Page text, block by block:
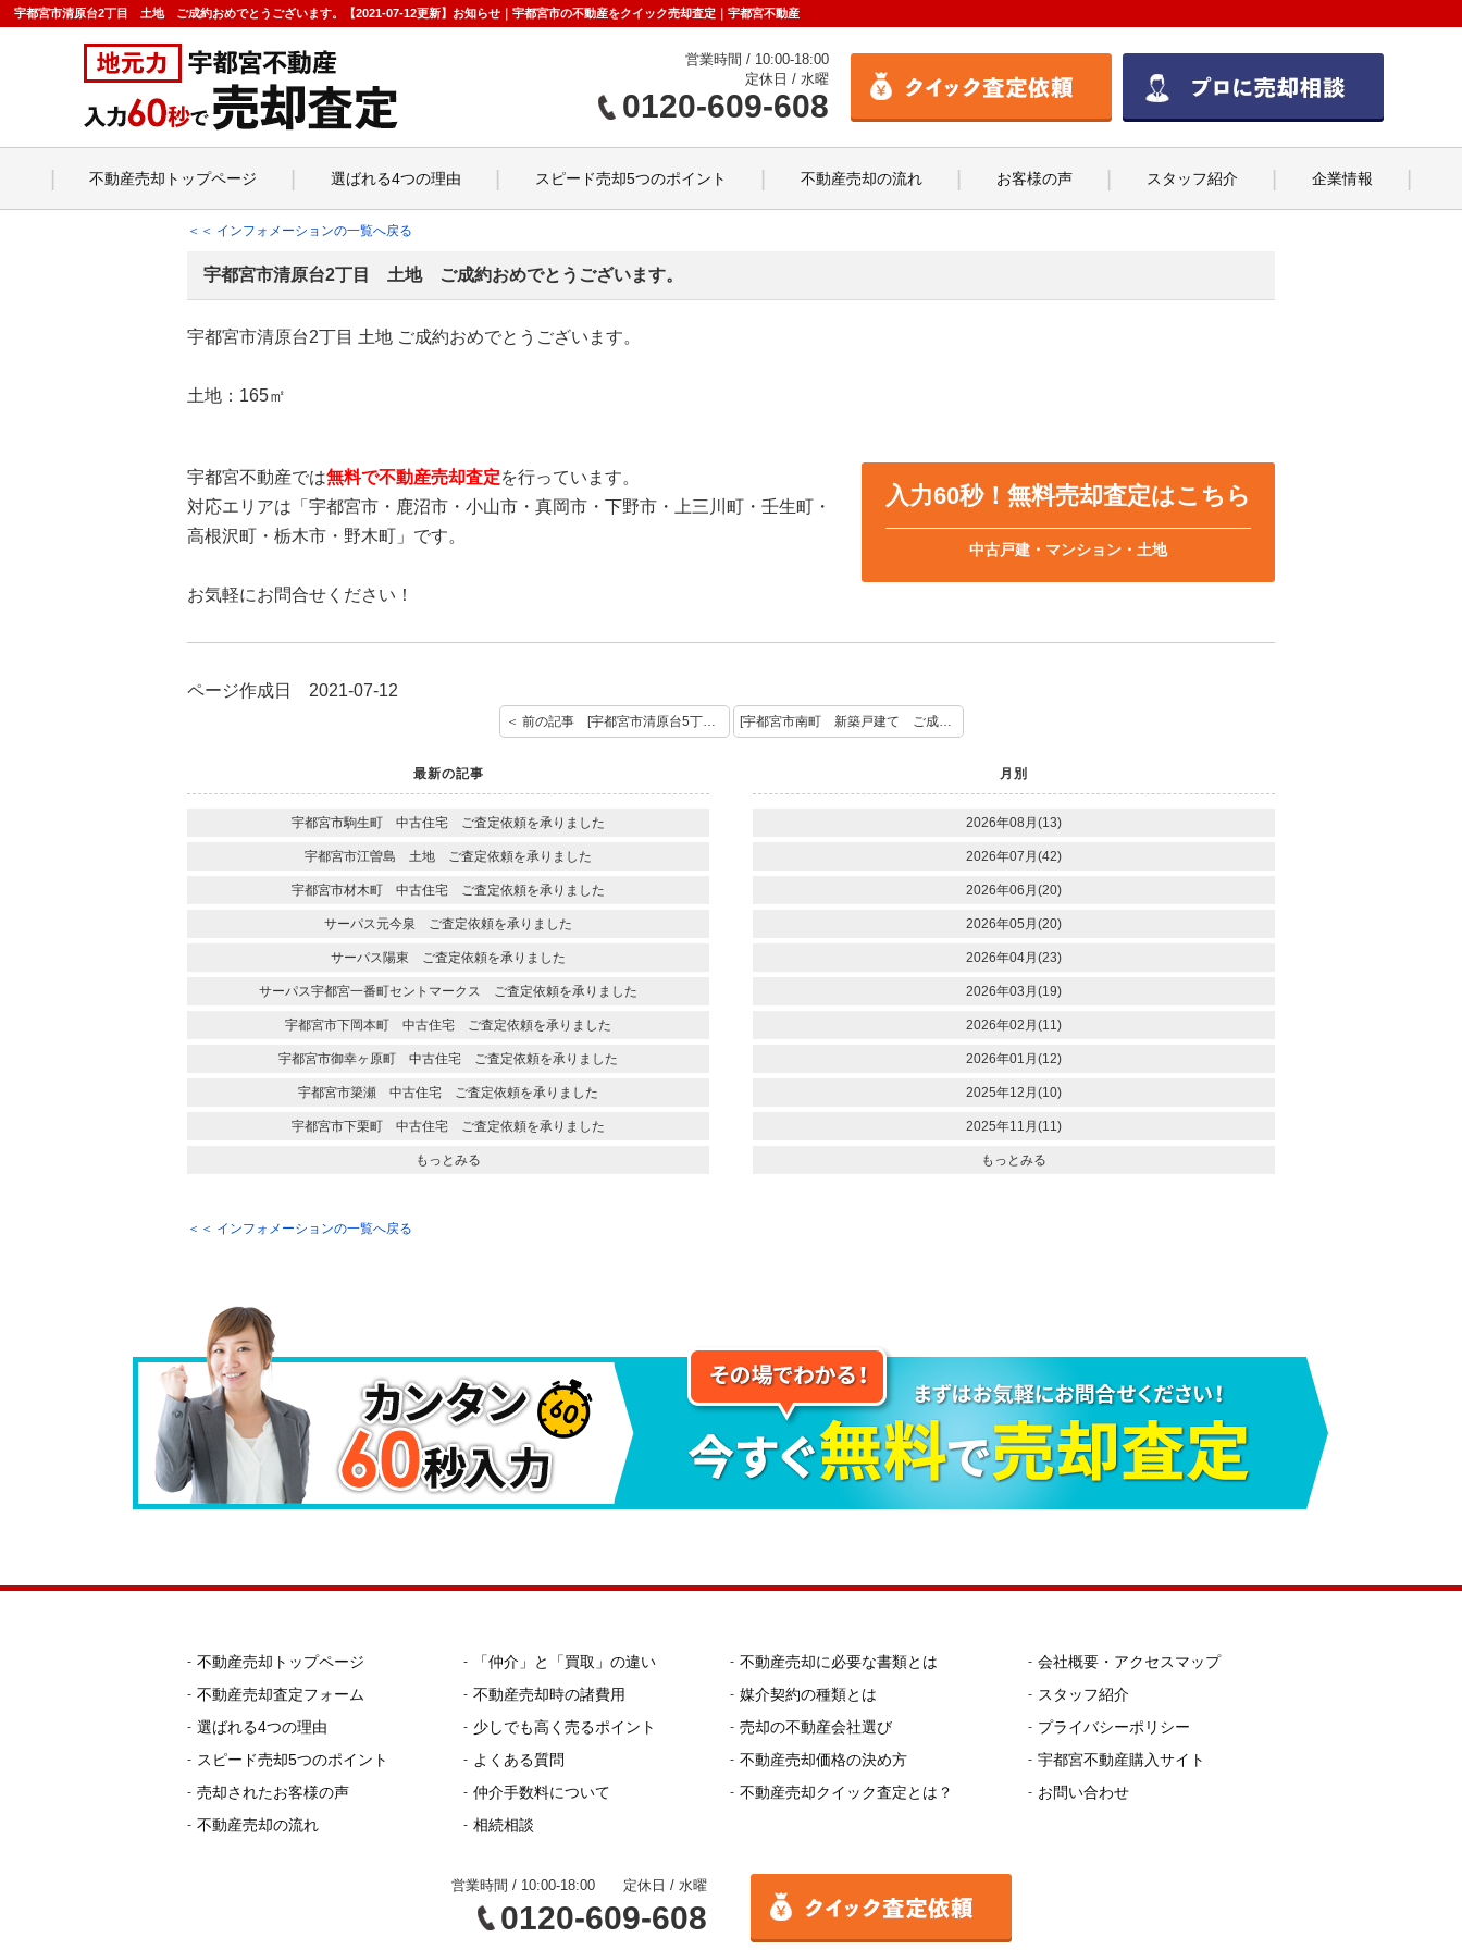
宇都宮市清原台2丁目 土地 ご成約おめでとうございます。【2021-07-12更新】お知らせ｜宇都宮市の不動産をクイック売却査定｜宇都宮不動産
営業時間 / 10:00-18:00
定休日 / 水曜
0120-609-608
不動産売却トップページ 選ばれる4つの理由 スピード売却5つのポイント 不動産売却の流れ お客様の声 スタッフ紹介 企業情報
＜＜ インフォメーションの一覧へ戻る
宇都宮市清原台2丁目 土地 ご成約おめでとうございます。
宇都宮市清原台2丁目 土地 ご成約おめでとうございます。
土地：165㎡
宇都宮不動産では無料で不動産売却査定を行っています。
対応エリアは「宇都宮市・鹿沼市・小山市・真岡市・下野市・上三川町・壬生町・
高根沢町・栃木市・野木町」です。
お気軽にお問合せください！
入力60秒！無料売却査定はこちら
中古戸建・マンション・土地
ページ作成日 2021-07-12
＜ 前の記事 [宇都宮市清原台5丁目 土地 売却のご依頼を頂きありがとうございます] [宇都宮市南町 新築戸建て ご成約おめでとうございます。] 次の記事 ＞
最新の記事
宇都宮市駒生町 中古住宅 ご査定依頼を承りました
宇都宮市江曽島 土地 ご査定依頼を承りました
宇都宮市材木町 中古住宅 ご査定依頼を承りました
サーパス元今泉 ご査定依頼を承りました
サーパス陽東 ご査定依頼を承りました
サーパス宇都宮一番町セントマークス ご査定依頼を承りました
宇都宮市下岡本町 中古住宅 ご査定依頼を承りました
宇都宮市御幸ヶ原町 中古住宅 ご査定依頼を承りました
宇都宮市簗瀬 中古住宅 ご査定依頼を承りました
宇都宮市下栗町 中古住宅 ご査定依頼を承りました
もっとみる
月別
2026年08月(13)
2026年07月(42)
2026年06月(20)
2026年05月(20)
2026年04月(23)
2026年03月(19)
2026年02月(11)
2026年01月(12)
2025年12月(10)
2025年11月(11)
もっとみる
＜＜ インフォメーションの一覧へ戻る
不動産売却トップページ
不動産売却査定フォーム
選ばれる4つの理由
スピード売却5つのポイント
売却されたお客様の声
不動産売却の流れ
「仲介」と「買取」の違い
不動産売却時の諸費用
少しでも高く売るポイント
よくある質問
仲介手数料について
相続相談
不動産売却に必要な書類とは
媒介契約の種類とは
売却の不動産会社選び
不動産売却価格の決め方
不動産売却クイック査定とは？
会社概要・アクセスマップ
スタッフ紹介
プライバシーポリシー
宇都宮不動産購入サイト
お問い合わせ
営業時間 / 10:00-18:00 定休日 / 水曜
0120-609-608